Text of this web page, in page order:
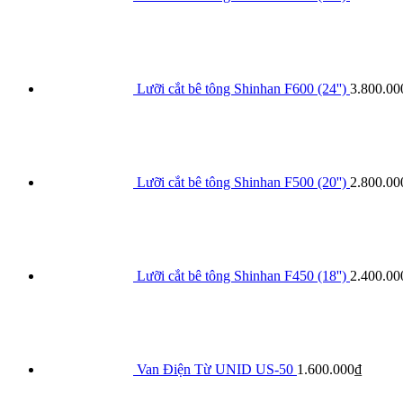
Lưỡi cắt bê tông Shinhan F600 (24'')
Lưỡi cắt bê tông Shinhan F500 (20'')
Lưỡi cắt bê tông Shinhan F450 (18'')
Van Điện Từ UNID US-50 1.600.000₫